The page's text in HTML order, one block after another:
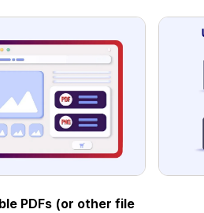
PDFs (or other file